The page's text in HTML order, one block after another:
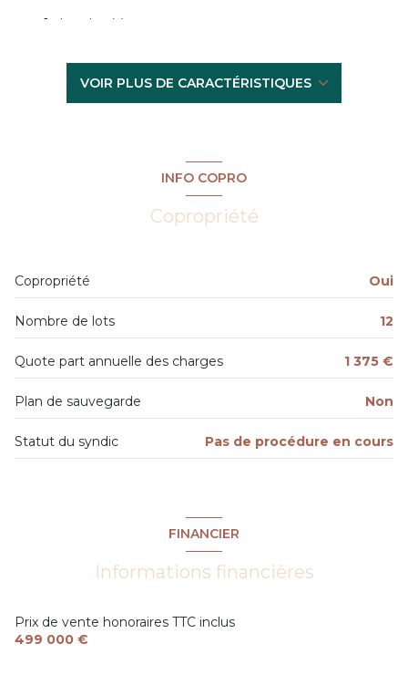
1 chambre(s)
cuisine américaine (équipée)
Chauffage individuel : radiateur (electrique)
2ème étage
ascenseur
interphone
VOIR PLUS DE CARACTÉRISTIQUES
INFO COPRO
Copropriété
Copropriété Oui
Nombre de lots 12
Quote part annuelle des charges 1 375 €
Plan de sauvegarde Non
Statut du syndic Pas de procédure en cours
FINANCIER
Informations financières
Prix de vente honoraires TTC inclus
499 000 €